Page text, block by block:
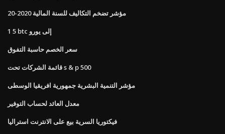
مؤشر تضخم التكاليف للسنة المالية 2020-20
1 5 btc إلى يورو
سعر الخصم حاسبة التفوق
قائمة الشركات تحت s & p 500
مؤشر التنمية البشرية جمهورية افريقيا الوسطى
معدل العائد لحساب التوفير
فيكتوريا السرية بيع على الانترنت استراليا